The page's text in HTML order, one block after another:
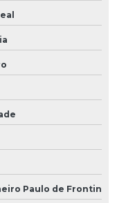
Paulo de Frontin